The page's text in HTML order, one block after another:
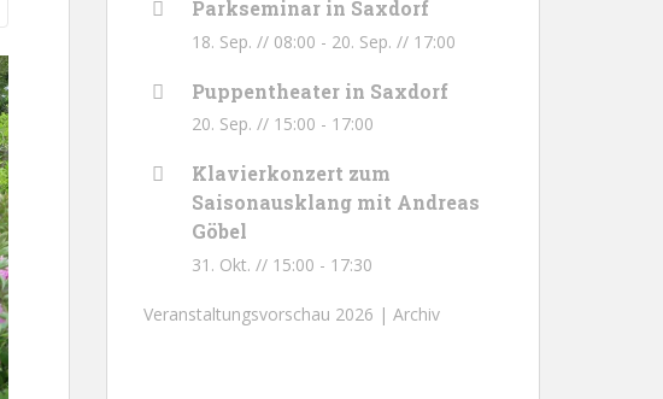
Parkseminar in Saxdorf
18. Sep. // 08:00 - 20. Sep. // 17:00
Puppentheater in Saxdorf
20. Sep. // 15:00 - 17:00
Klavierkonzert zum
Saisonausklang mit Andreas
Göbel
31. Okt. // 15:00 - 17:30
Veranstaltungsvorschau 2026 | Archiv